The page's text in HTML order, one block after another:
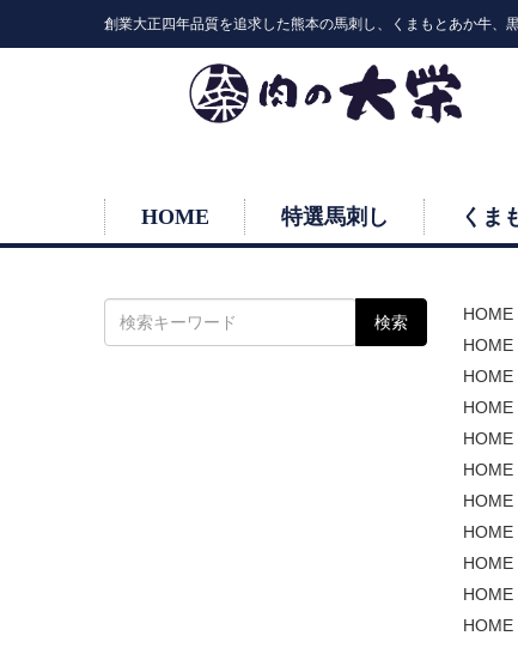
創業大正四年品質を追求した熊本の馬刺し、くまもとあか牛、
HOME 特選馬刺し くま
HOME
HOME
HOME
HOME
HOME
HOME
HOME
HOME
HOME
HOME
HOME